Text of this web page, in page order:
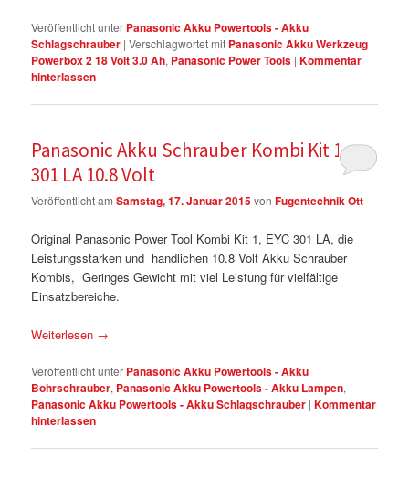
Veröffentlicht unter Panasonic Akku Powertools - Akku
Schlagschrauber |Verschlagwortet mit Panasonic Akku Werkzeug
Powerbox 2 18 Volt 3.0 Ah, Panasonic Power Tools |Kommentar
hinterlassen
Panasonic Akku Schrauber Kombi Kit 1 EYC
301 LA 10.8 Volt
Veröffentlicht amSamstag, 17. Januar 2015vonFugentechnik Ott
Original Panasonic Power Tool Kombi Kit 1, EYC 301 LA, die
Leistungsstarken und handlichen 10.8 Volt Akku Schrauber
Kombis, Geringes Gewicht mit viel Leistung für vielfältige
Einsatzbereiche.
Weiterlesen →
Veröffentlicht unter Panasonic Akku Powertools - Akku
Bohrschrauber, Panasonic Akku Powertools - Akku Lampen,
Panasonic Akku Powertools - Akku Schlagschrauber |Kommentar
hinterlassen